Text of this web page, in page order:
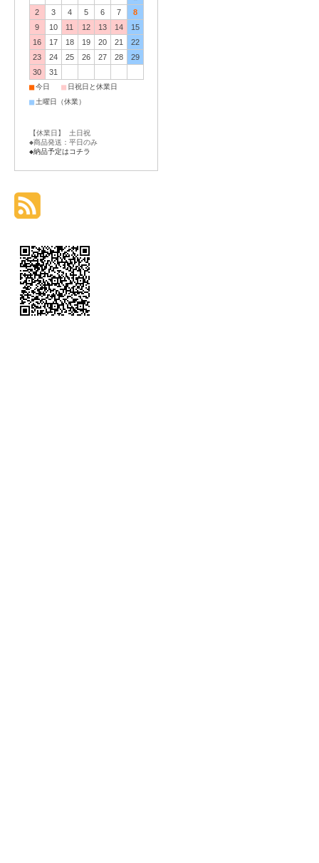
2
3 4 5 6 7
8
9
10 11 12 13 14
15
16
17 18 19 20 21
22
23
24 25 26 27 28
29
30
31
■今日 ■ 日祝日と休業日
■ 土曜日（休業）
【休業日】 土日祝
◆商品発送：平日のみ
◆納品予定はコチラ